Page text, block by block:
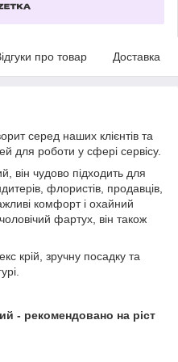
про товар Доставка
серед наших клієнтів та
для роботи у сфері сервісу.
він чудово підходить для
флористів, продавців,
комфорт і охайний
фартух, він також
крій, зручну посадку та
- рекомендовано на ріст